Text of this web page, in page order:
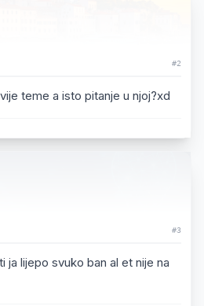
#2
teme a isto pitanje u njoj?xd
#3
ja lijepo svuko ban al et nije na